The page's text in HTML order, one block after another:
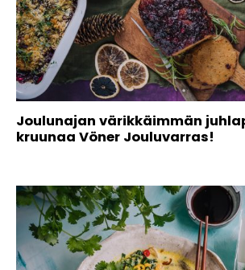
Joulunajan värikkäimmän
kruunaa Vöner Jouluvarras!